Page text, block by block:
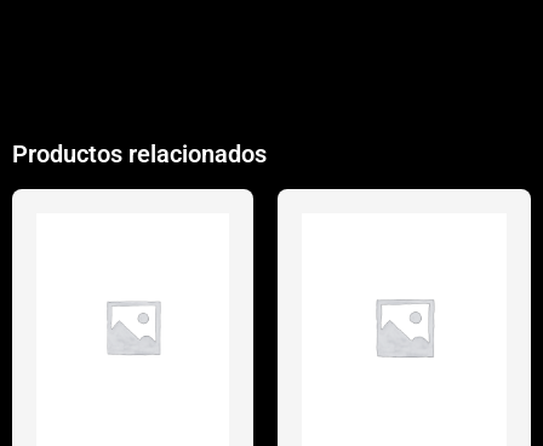
Productos relacionados